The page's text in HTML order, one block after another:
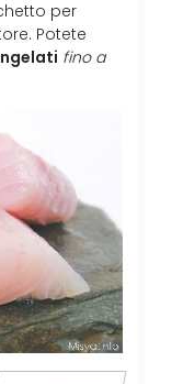
per
Potete
fino a